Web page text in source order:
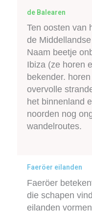
de Balearen
Ten oosten van
de
Naam beetje
Ibiza (ze horen
bekender.
overvolle
het binnenland
noorden nog
wandelroutes.
Faeröer eilanden
Faeröer
die schapen
eilanden